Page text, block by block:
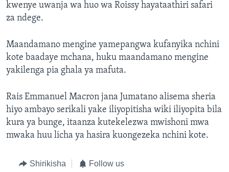
kwenye uwanja wa huo wa Roissy hayataathiri safari
za ndege.
Maandamano mengine yamepangwa kufanyika nchini
kote baadaye mchana, huku maandamano mengine
yakilenga pia ghala ya mafuta.
Rais Emmanuel Macron jana Jumatano alisema sheria
hiyo ambayo serikali yake iliyopitisha wiki iliyopita bila
kura ya bunge, itaanza kutekelezwa mwishoni mwa
mwaka huu licha ya hasira kuongezeka nchini kote.
Shirikisha Follow us